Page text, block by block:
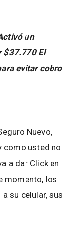
un
$37.770 El
evitar cobro
Nuevo,
como usted no
a dar Click en
momento, los
su celular, sus